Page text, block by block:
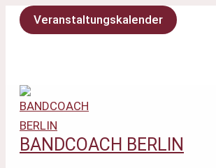
Zum
Inhalt
Veranstaltungskalender
BANDCOACH BERLIN